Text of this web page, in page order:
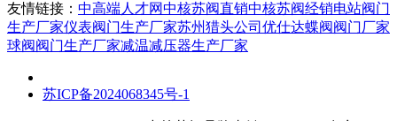
友情链接： 中高端人才网中核苏阀直销中核苏阀经销电站阀门
生产厂家仪表阀门生产厂家苏州猎头公司优仕达蝶阀阀门厂家
球阀阀门生产厂家减温减压器生产厂家
苏ICP备2024068345号-1